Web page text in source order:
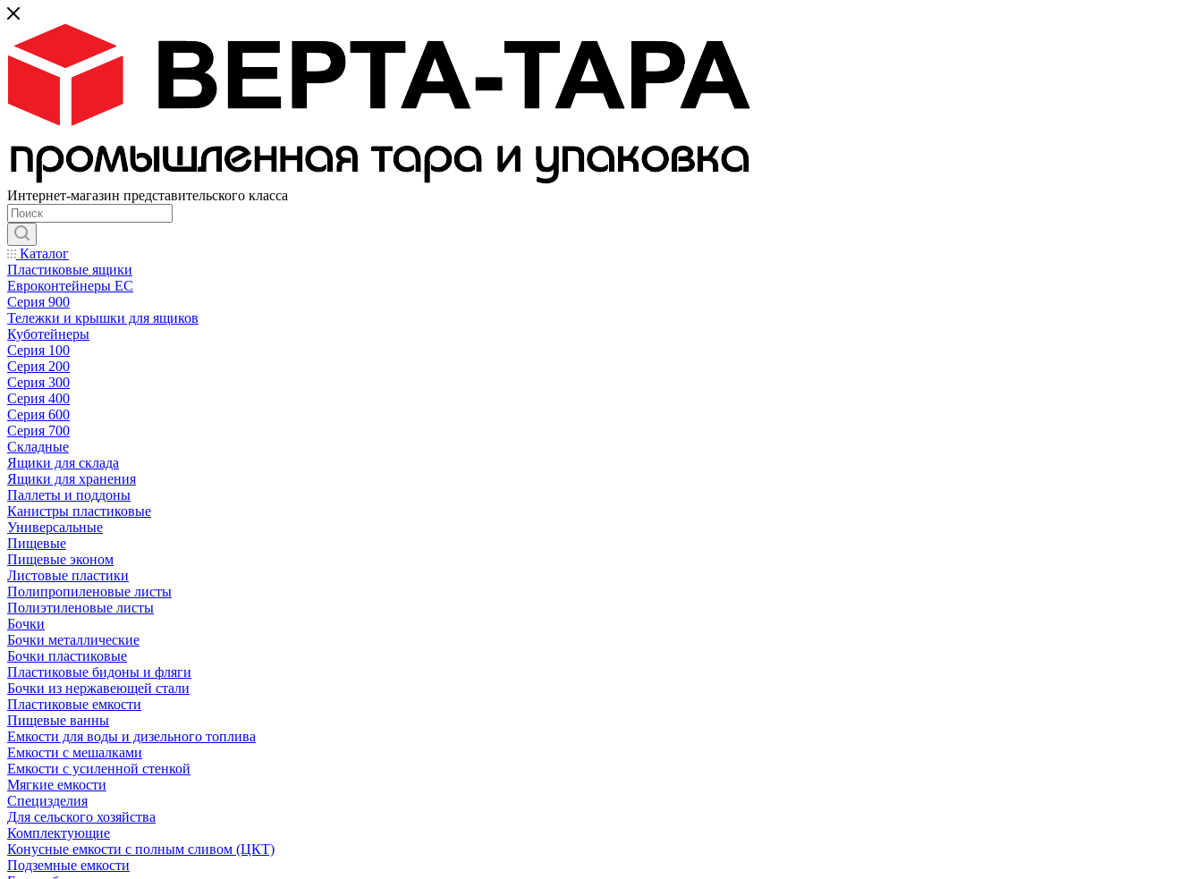
Интернет-магазин представительского класса
Каталог
Пластиковые ящики
Евроконтейнеры ЕС
Серия 900
Тележки и крышки для ящиков
Куботейнеры
Серия 100
Серия 200
Серия 300
Серия 400
Серия 600
Серия 700
Складные
Ящики для склада
Ящики для хранения
Паллеты и поддоны
Канистры пластиковые
Универсальные
Пищевые
Пищевые эконом
Листовые пластики
Полипропиленовые листы
Полиэтиленовые листы
Бочки
Бочки металлические
Бочки пластиковые
Пластиковые бидоны и фляги
Бочки из нержавеющей стали
Пластиковые емкости
Пищевые ванны
Емкости для воды и дизельного топлива
Емкости с мешалками
Емкости с усиленной стенкой
Мягкие емкости
Специзделия
Для сельского хозяйства
Комплектующие
Конусные емкости с полным сливом (ЦКТ)
Подземные емкости